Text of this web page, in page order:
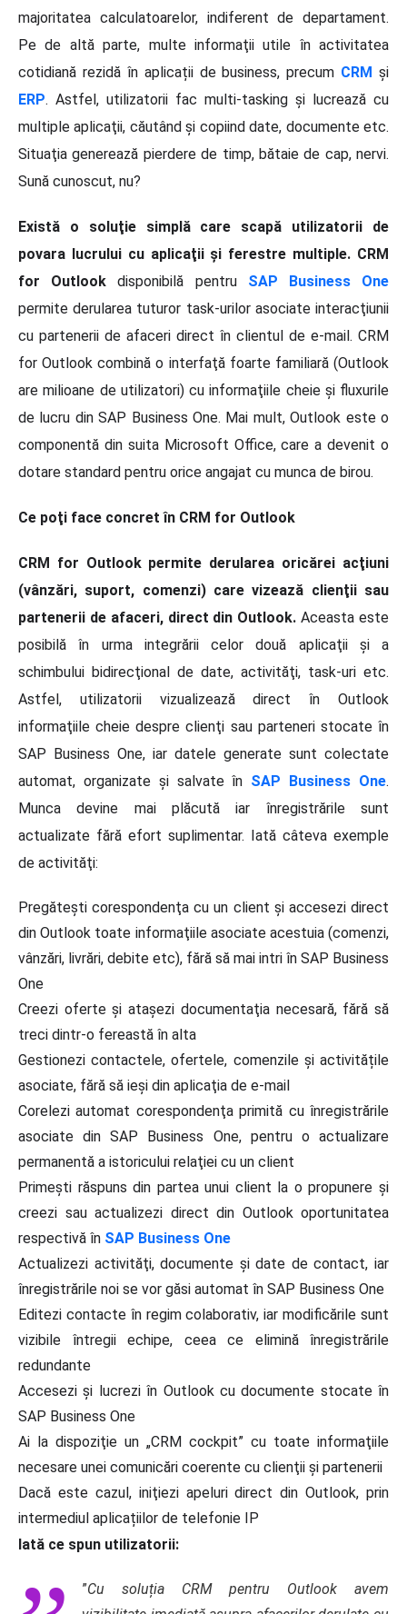
majoritatea calculatoarelor, indiferent de departament.
Pe de altă parte, multe informaţii utile în activitatea
cotidiană rezidă în aplicații de business, precum CRM şi
ERP. Astfel, utilizatorii fac multi-tasking şi lucrează cu
multiple aplicaţii, căutând şi copiind date, documente etc.
Situaţia generează pierdere de timp, bătaie de cap, nervi.
Sună cunoscut, nu?
Există o soluţie simplă care scapă utilizatorii de
povara lucrului cu aplicaţii şi ferestre multiple. CRM
for Outlook disponibilă pentru SAP Business One
permite derularea tuturor task-urilor asociate interacţiunii
cu partenerii de afaceri direct în clientul de e-mail. CRM
for Outlook combină o interfaţă foarte familiară (Outlook
are milioane de utilizatori) cu informaţiile cheie şi fluxurile
de lucru din SAP Business One. Mai mult, Outlook este o
componentă din suita Microsoft Office, care a devenit o
dotare standard pentru orice angajat cu munca de birou.
Ce poţi face concret în CRM for Outlook
CRM for Outlook permite derularea oricărei acţiuni
(vânzări, suport, comenzi) care vizează clienţii sau
partenerii de afaceri, direct din Outlook. Aceasta este
posibilă în urma integrării celor două aplicaţii şi a
schimbului bidirecţional de date, activităţi, task-uri etc.
Astfel, utilizatorii vizualizează direct în Outlook
informaţiile cheie despre clienţi sau parteneri stocate în
SAP Business One, iar datele generate sunt colectate
automat, organizate şi salvate în SAP Business One.
Munca devine mai plăcută iar înregistrările sunt
actualizate fără efort suplimentar. Iată câteva exemple
de activităţi:
Pregăteşti corespondenţa cu un client şi accesezi direct
din Outlook toate informaţiile asociate acestuia (comenzi,
vânzări, livrări, debite etc), fără să mai intri în SAP Business
One
Creezi oferte şi ataşezi documentaţia necesară, fără să
treci dintr-o fereastă în alta
Gestionezi contactele, ofertele, comenzile şi activitățile
asociate, fără să ieşi din aplicaţia de e-mail
Corelezi automat corespondenţa primită cu înregistrările
asociate din SAP Business One, pentru o actualizare
permanentă a istoricului relaţiei cu un client
Primeşti răspuns din partea unui client la o propunere şi
creezi sau actualizezi direct din Outlook oportunitatea
respectivă în SAP Business One
Actualizezi activităţi, documente şi date de contact, iar
înregistrările noi se vor găsi automat în SAP Business One
Editezi contacte în regim colaborativ, iar modificările sunt
vizibile întregii echipe, ceea ce elimină înregistrările
redundante
Accesezi şi lucrezi în Outlook cu documente stocate în
SAP Business One
Ai la dispoziţie un „CRM cockpit” cu toate informaţiile
necesare unei comunicări coerente cu clienţii şi partenerii
Dacă este cazul, iniţiezi apeluri direct din Outlook, prin
intermediul aplicațiilor de telefonie IP
Iată ce spun utilizatorii:
”Cu soluția CRM pentru Outlook avem